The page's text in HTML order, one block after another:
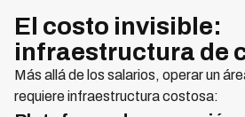
El costo invisible:
infraestructura de
Más allá de los salarios, operar un
requiere infraestructura costosa: